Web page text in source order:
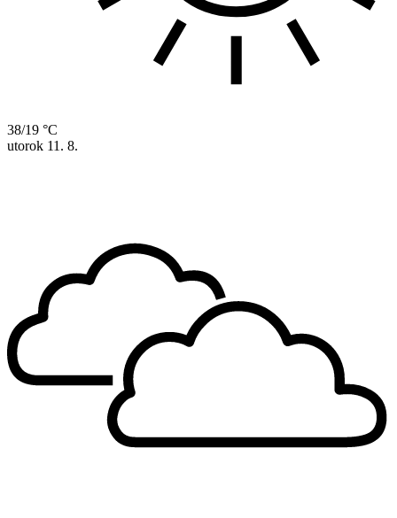
38/19 °C
utorok 11. 8.